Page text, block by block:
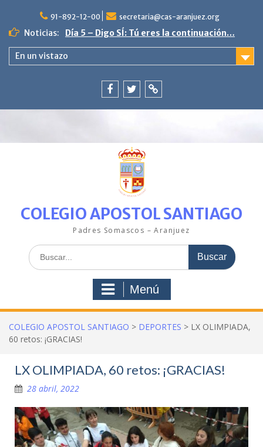
contenido
91-892-12-00 secretaria@cas-aranjuez.org
Noticias:
Día 5 – Digo SÍ: Tú eres la continuación…
4ª semana «La escama brillante en
PequeCas»
3ª semana en PequeCas «Un mar de
colores»
Última semana con nuestro pez Arcoíris.
En un vistazo
COLEGIO APOSTOL SANTIAGO
Padres Somascos – Aranjuez
Buscar:
Menú
COLEGIO APOSTOL SANTIAGO > DEPORTES > LX OLIMPIADA,
60 retos: ¡GRACIAS!
LX OLIMPIADA, 60 retos: ¡GRACIAS!
28 abril, 2022